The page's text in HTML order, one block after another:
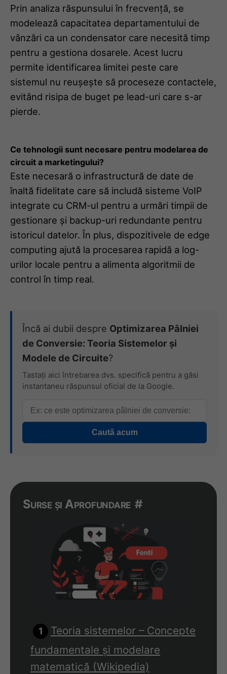
Prin analiza răspunsului în frecvență, se
modelează capacitatea departamentului de
vânzări ca un condensator care necesită timp
pentru a gestiona dosarele. Acest lucru
permite identificarea limitei peste care
sistemul nu reușește să proceseze contactele,
evitând risipa de buget pe lead-uri care s-ar
pierde.
Ce tehnologii sunt necesare pentru modelarea de
circuit a marketingului?
Este necesară o infrastructură de date de
înaltă fidelitate care să includă sisteme VoIP
integrate cu CRM-ul pentru a urmări timpii de
gestionare și backup-uri redundante pentru
istoricul datelor. În plus, dispozitivele de edge
computing ajută la procesarea rapidă a log-
urilor locale pentru a alimenta algoritmii de
control în timp real.
Încă ai dubii despre Optimizarea Pâlniei
de Conversie: Teoria Sistemelor și
Modele de Circuite?
Tastați aici întrebarea dvs. specifică pentru a găsi
instantaneu răspunsul oficial de la Google.
Caută acum
Surse și Aprofundare #
Teoria sistemelor – Concepte
fundamentale și modelare
matematică (Wikipedia)